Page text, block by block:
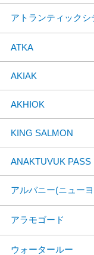
アトランティックシ
ATKA
AKIAK
AKHIOK
KING SALMON
ANAKTUVUK PASS
アルバニー(ニュー
アラモゴード
ウォータールー